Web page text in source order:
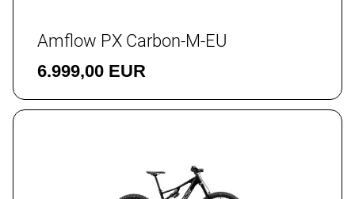
Amflow PX Carbon-M-EU
6.999,00 EUR